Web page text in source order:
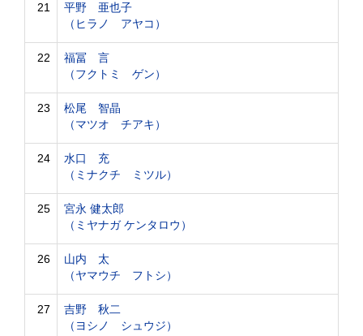
21
平野 亜也子
（ヒラノ アヤコ）
22
福冨 言
（フクトミ ゲン）
23
松尾 智晶
（マツオ チアキ）
24
水口 充
（ミナクチ ミツル）
25
宮永 健太郎
（ミヤナガ ケンタロウ）
26
山内 太
（ヤマウチ フトシ）
27
吉野 秋二
（ヨシノ シュウジ）